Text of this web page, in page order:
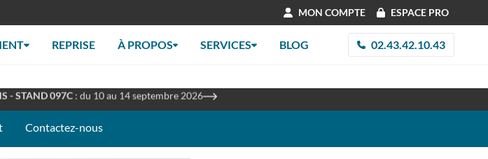
MON COMPTE ESPACE PRO
REPRISE À PROPOS SERVICES BLOG 02.43.42.10.43
- STAND 097C : du 10 au 14 septembre 2026
Contactez-nous